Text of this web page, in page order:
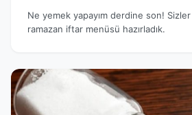
Ne yemek yapayım derdine son!
ramazan iftar menüsü hazırladık.